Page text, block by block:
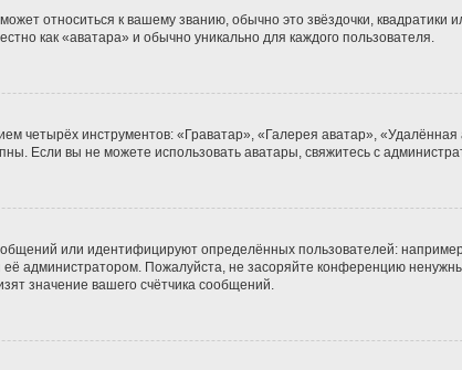
относиться к вашему званию, обычно это звёздочки,
как «аватара» и обычно уникально для каждого пользователя.
четырёх инструментов: «Граватар», «Галерея аватар»,
Если вы не можете использовать аватары, свяжитесь с
или идентифицируют определённых пользователей:
администратором. Пожалуйста, не засоряйте конференцию
значение вашего счётчика сообщений.